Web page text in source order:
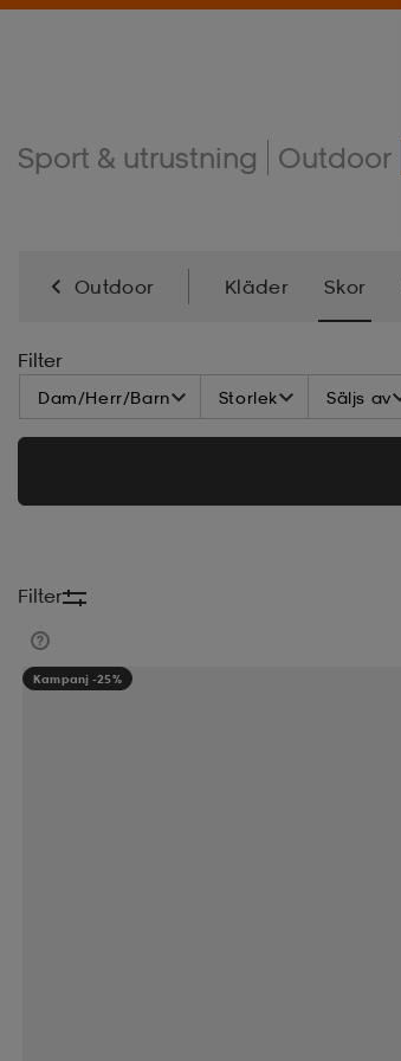
Sport & utrustning Outdoor
Outdoor Kläder Skor
Lampor, Belysning & Ladda
Filter
Dam/Herr/Barn Storlek Säljs av
Filter
Kampanj -25%